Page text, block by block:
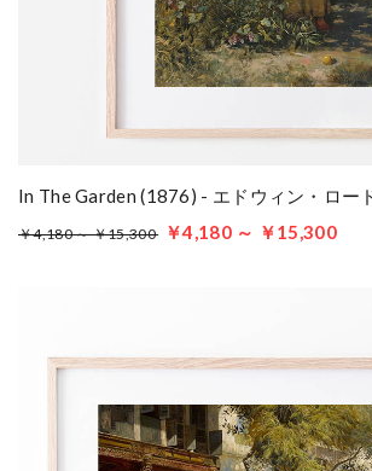
In The Garden (1876) - エドウィン・ロー
￥4,180 ～ ￥15,300 ￥4,180 ～ ￥15,300